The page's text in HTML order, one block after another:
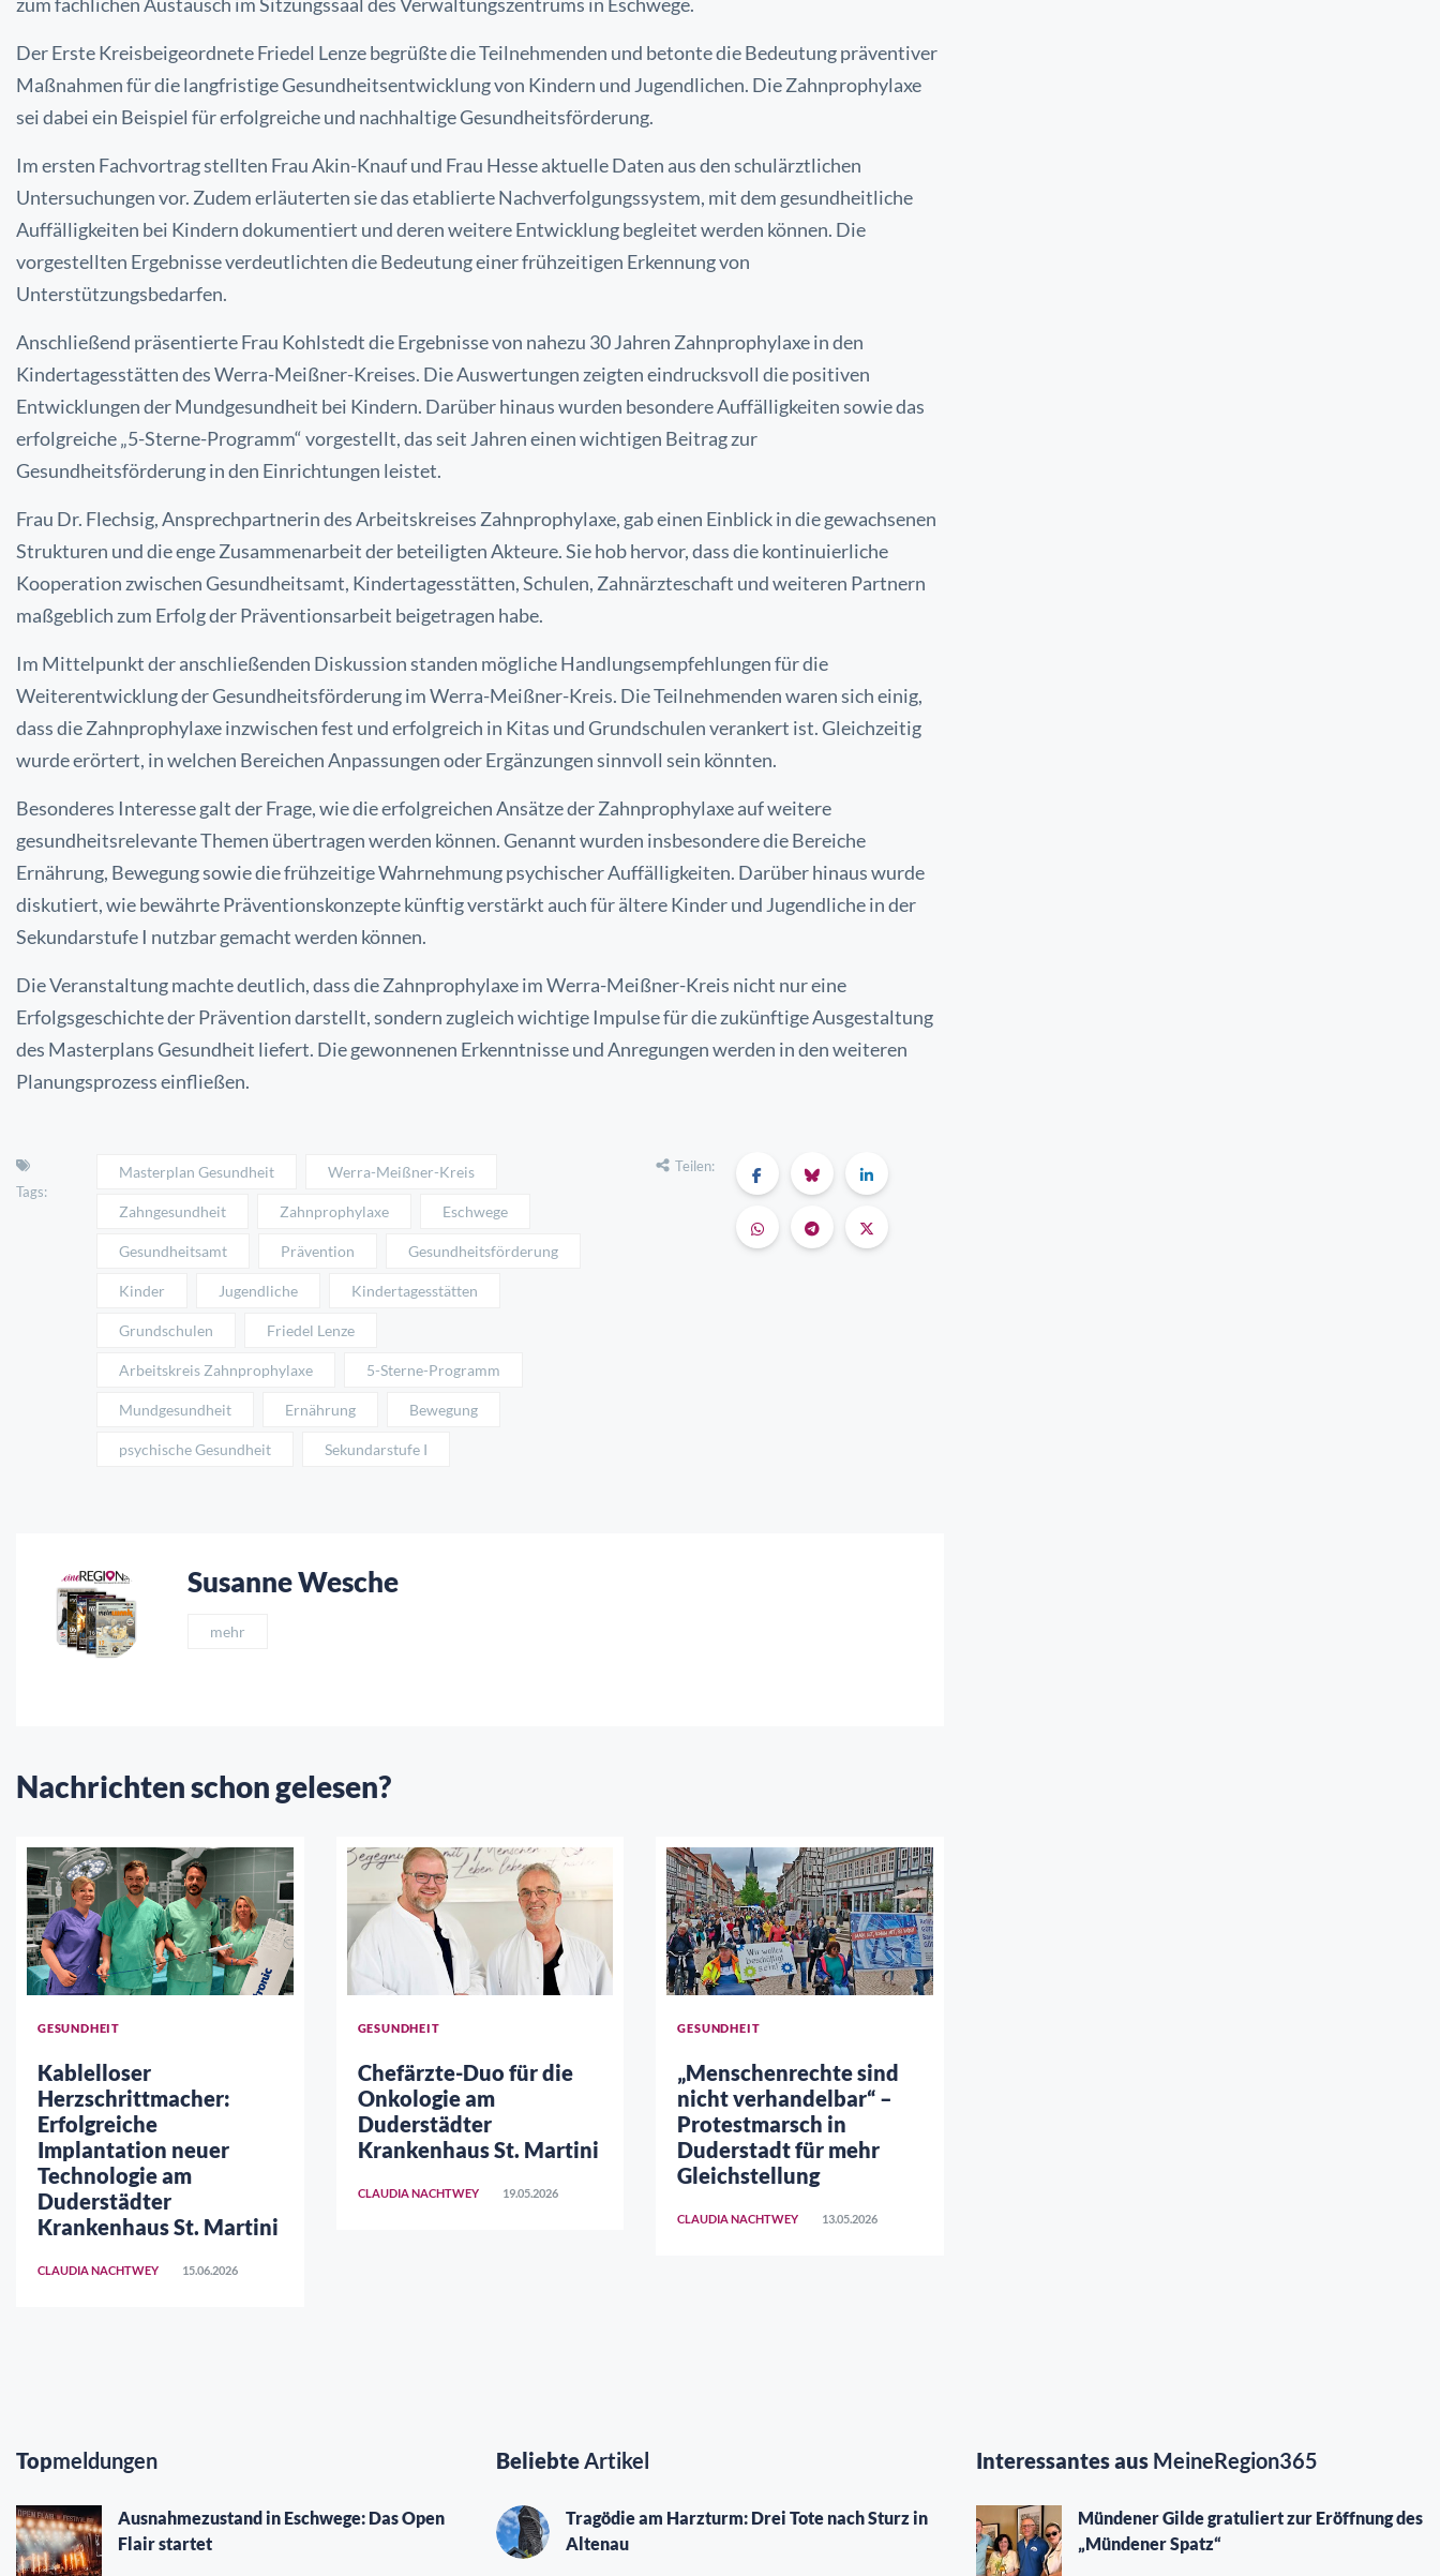
zum fachlichen Austausch im Sitzungssaal des Verwaltungszentrums in Eschwege.
Der Erste Kreisbeigeordnete Friedel Lenze begrüßte die Teilnehmenden und betonte die Bedeutung präventiver
Maßnahmen für die langfristige Gesundheitsentwicklung von Kindern und Jugendlichen. Die Zahnprophylaxe
sei dabei ein Beispiel für erfolgreiche und nachhaltige Gesundheitsförderung.
Im ersten Fachvortrag stellten Frau Akin-Knauf und Frau Hesse aktuelle Daten aus den schulärztlichen
Untersuchungen vor. Zudem erläuterten sie das etablierte Nachverfolgungssystem, mit dem gesundheitliche
Auffälligkeiten bei Kindern dokumentiert und deren weitere Entwicklung begleitet werden können. Die
vorgestellten Ergebnisse verdeutlichten die Bedeutung einer frühzeitigen Erkennung von
Unterstützungsbedarfen.
Anschließend präsentierte Frau Kohlstedt die Ergebnisse von nahezu 30 Jahren Zahnprophylaxe in den
Kindertagesstätten des Werra-Meißner-Kreises. Die Auswertungen zeigten eindrucksvoll die positiven
Entwicklungen der Mundgesundheit bei Kindern. Darüber hinaus wurden besondere Auffälligkeiten sowie das
erfolgreiche „5-Sterne-Programm“ vorgestellt, das seit Jahren einen wichtigen Beitrag zur
Gesundheitsförderung in den Einrichtungen leistet.
Frau Dr. Flechsig, Ansprechpartnerin des Arbeitskreises Zahnprophylaxe, gab einen Einblick in die gewachsenen
Strukturen und die enge Zusammenarbeit der beteiligten Akteure. Sie hob hervor, dass die kontinuierliche
Kooperation zwischen Gesundheitsamt, Kindertagesstätten, Schulen, Zahnärzteschaft und weiteren Partnern
maßgeblich zum Erfolg der Präventionsarbeit beigetragen habe.
Im Mittelpunkt der anschließenden Diskussion standen mögliche Handlungsempfehlungen für die
Weiterentwicklung der Gesundheitsförderung im Werra-Meißner-Kreis. Die Teilnehmenden waren sich einig,
dass die Zahnprophylaxe inzwischen fest und erfolgreich in Kitas und Grundschulen verankert ist. Gleichzeitig
wurde erörtert, in welchen Bereichen Anpassungen oder Ergänzungen sinnvoll sein könnten.
Besonderes Interesse galt der Frage, wie die erfolgreichen Ansätze der Zahnprophylaxe auf weitere
gesundheitsrelevante Themen übertragen werden können. Genannt wurden insbesondere die Bereiche
Ernährung, Bewegung sowie die frühzeitige Wahrnehmung psychischer Auffälligkeiten. Darüber hinaus wurde
diskutiert, wie bewährte Präventionskonzepte künftig verstärkt auch für ältere Kinder und Jugendliche in der
Sekundarstufe I nutzbar gemacht werden können.
Die Veranstaltung machte deutlich, dass die Zahnprophylaxe im Werra-Meißner-Kreis nicht nur eine
Erfolgsgeschichte der Prävention darstellt, sondern zugleich wichtige Impulse für die zukünftige Ausgestaltung
des Masterplans Gesundheit liefert. Die gewonnenen Erkenntnisse und Anregungen werden in den weiteren
Planungsprozess einfließen.
Tags:
Masterplan Gesundheit Werra-Meißner-Kreis
Zahngesundheit Zahnprophylaxe Eschwege
Gesundheitsamt Prävention Gesundheitsförderung
Kinder Jugendliche Kindertagesstätten
Grundschulen Friedel Lenze
Arbeitskreis Zahnprophylaxe 5-Sterne-Programm
Mundgesundheit Ernährung Bewegung
psychische Gesundheit Sekundarstufe I
Teilen:
Susanne Wesche
mehr
Nachrichten schon gelesen?
GESUNDHEIT
Kablelloser
Herzschrittmacher:
Erfolgreiche
Implantation neuer
Technologie am
Duderstädter
Krankenhaus St. Martini
CLAUDIA NACHTWEY 15.06.2026
GESUNDHEIT
Chefärzte-Duo für die
Onkologie am
Duderstädter
Krankenhaus St. Martini
CLAUDIA NACHTWEY 19.05.2026
GESUNDHEIT
„Menschenrechte sind
nicht verhandelbar“ –
Protestmarsch in
Duderstadt für mehr
Gleichstellung
CLAUDIA NACHTWEY 13.05.2026
Topmeldungen
Ausnahmezustand in Eschwege: Das Open
Flair startet
BeliebteArtikel
Tragödie am Harzturm: Drei Tote nach Sturz in
Altenau
Interessantes aus MeineRegion365
Mündener Gilde gratuliert zur Eröffnung des
„Mündener Spatz“